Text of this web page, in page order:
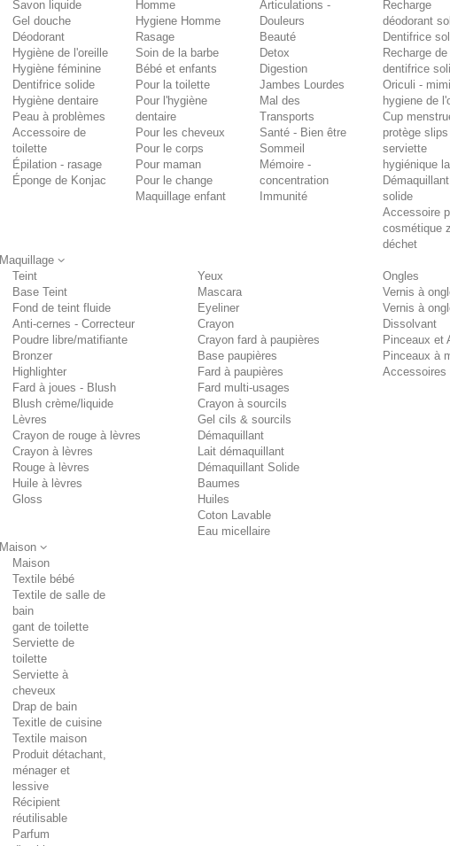
Savon liquide
Gel douche
Déodorant
Hygiène de l'oreille
Hygiène féminine
Dentifrice solide
Hygiène dentaire
Peau à problèmes
Accessoire de
toilette
Épilation - rasage
Éponge de Konjac
Homme
Hygiene Homme
Rasage
Soin de la barbe
Bébé et enfants
Pour la toilette
Pour l'hygiène
dentaire
Pour les cheveux
Pour le corps
Pour maman
Pour le change
Maquillage enfant
Articulations -
Douleurs
Beauté
Detox
Digestion
Jambes Lourdes
Mal des
Transports
Santé - Bien être
Sommeil
Mémoire -
concentration
Immunité
Recharge
déodorant
Dentifrice
Recharge de
dentifrice
Oriculi -
hygiene de
Cup
protège
serviette
hygiénique
Démaquillant
solide
Accessoire
cosmétique
déchet
Maquillage
Teint
Base Teint
Fond de teint fluide
Anti-cernes - Correcteur
Poudre libre/matifiante
Bronzer
Highlighter
Fard à joues - Blush
Blush crème/liquide
Lèvres
Crayon de rouge à lèvres
Crayon à lèvres
Rouge à lèvres
Huile à lèvres
Gloss
Yeux
Mascara
Eyeliner
Crayon
Crayon fard à paupières
Base paupières
Fard à paupières
Fard multi-usages
Crayon à sourcils
Gel cils & sourcils
Démaquillant
Lait démaquillant
Démaquillant Solide
Baumes
Huiles
Coton Lavable
Eau micellaire
Ongles
Vernis à
Vernis à
Dissolvant
Pinceaux et
Pinceaux à
Accessoires
Maison
Maison
Textile bébé
Textile de salle de
bain
gant de toilette
Serviette de
toilette
Serviette à
cheveux
Drap de bain
Texitle de cuisine
Textile maison
Produit détachant,
ménager et
lessive
Récipient
réutilisable
Parfum